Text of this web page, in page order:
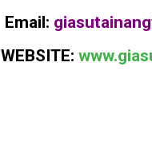
Email:
WEBSITE: